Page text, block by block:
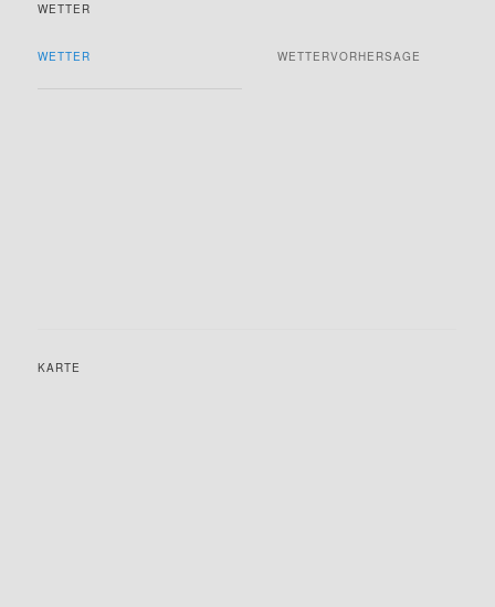
WETTER
WETTER WETTERVORHERSAGE
KARTE